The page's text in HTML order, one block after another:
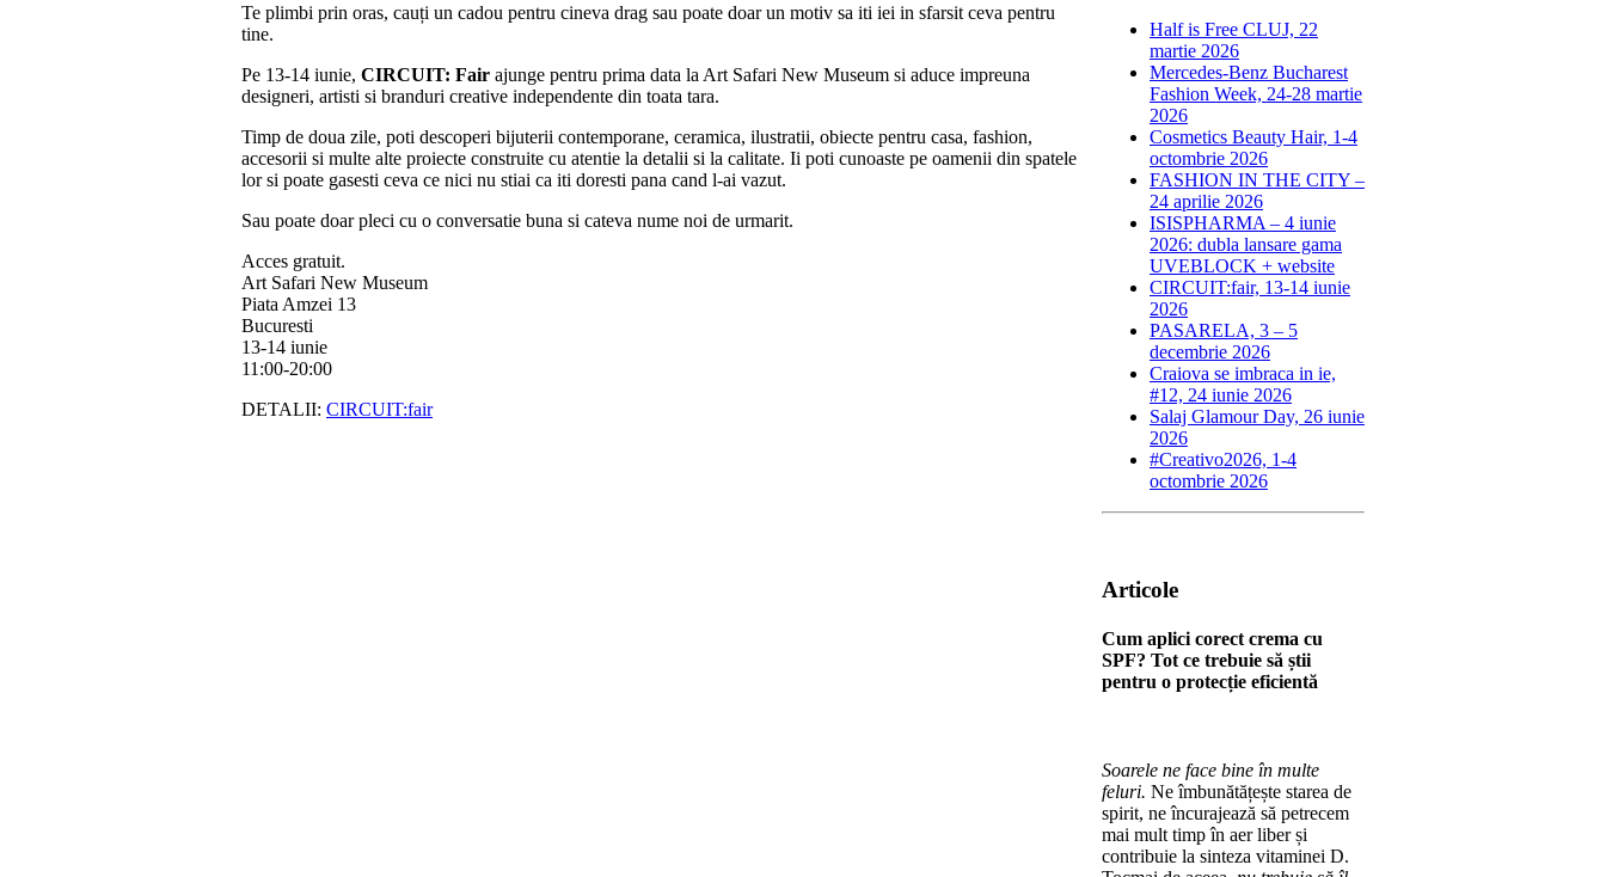
Te plimbi prin oras, cauți un cadou pentru cineva drag sau poate doar un motiv sa iti iei in sfarsit ceva pentru
tine.
Pe 13-14 iunie, CIRCUIT: Fair ajunge pentru prima data la Art Safari New Museum si aduce impreuna
designeri, artisti si branduri creative independente din toata tara.
Timp de doua zile, poti descoperi bijuterii contemporane, ceramica, ilustratii, obiecte pentru casa, fashion,
accesorii si multe alte proiecte construite cu atentie la detalii si la calitate. Ii poti cunoaste pe oamenii din spatele
lor si poate gasesti ceva ce nici nu stiai ca iti doresti pana cand l-ai vazut.
Sau poate doar pleci cu o conversatie buna si cateva nume noi de urmarit.
Acces gratuit.
Art Safari New Museum
Piata Amzei 13
Bucuresti
13-14 iunie
11:00-20:00
DETALII: CIRCUIT:fair
Half is Free CLUJ, 22
martie 2026
Mercedes-Benz Bucharest
Fashion Week, 24-28 martie
2026
Cosmetics Beauty Hair, 1-4
octombrie 2026
FASHION IN THE CITY –
24 aprilie 2026
ISISPHARMA – 4 iunie
2026: dubla lansare gama
UVEBLOCK + website
CIRCUIT:fair, 13-14 iunie
2026
PASARELA, 3 – 5
decembrie 2026
Craiova se imbraca in ie,
#12, 24 iunie 2026
Salaj Glamour Day, 26 iunie
2026
#Creativo2026, 1-4
octombrie 2026
Articole
Cum aplici corect crema cu
SPF? Tot ce trebuie să știi
pentru o protecție eficientă
Soarele ne face bine în multe
feluri. Ne îmbunătățește starea de
spirit, ne încurajează să petrecem
mai mult timp în aer liber și
contribuie la sinteza vitaminei D.